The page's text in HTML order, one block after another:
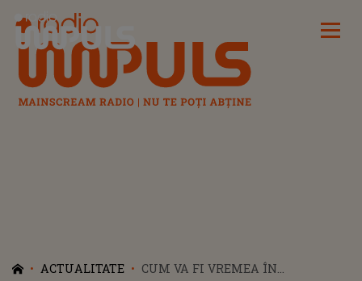
Radio Impuls
ACTUALITATE
CUM VA FI VREMEA ÎN